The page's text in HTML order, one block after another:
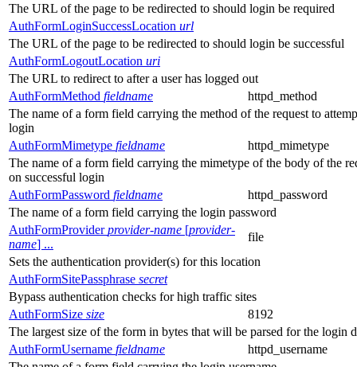
The URL of the page to be redirected to should login be required
AuthFormLoginSuccessLocation url
The URL of the page to be redirected to should login be successful
AuthFormLogoutLocation uri
The URL to redirect to after a user has logged out
AuthFormMethod fieldname
httpd_method
The name of a form field carrying the method of the request to
login
AuthFormMimetype fieldname
httpd_mimetype
The name of a form field carrying the mimetype of the body of the
on successful login
AuthFormPassword fieldname
httpd_password
The name of a form field carrying the login password
AuthFormProviderprovider-name [provider-
name] ...
file
Sets the authentication provider(s) for this location
AuthFormSitePassphrase secret
Bypass authentication checks for high traffic sites
AuthFormSize size
8192
The largest size of the form in bytes that will be parsed for the login
AuthFormUsername fieldname
httpd_username